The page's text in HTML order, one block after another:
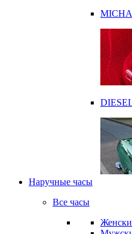
Наручные часы
Все часы